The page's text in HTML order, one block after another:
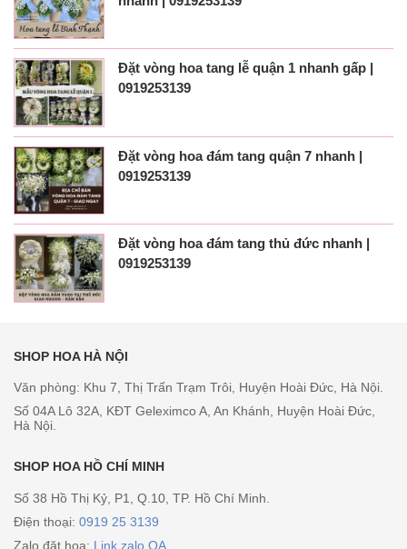
Đặt vòng hoa tang lễ quận 1 nhanh gấp |
0919253139
Đặt vòng hoa đám tang quận 7 nhanh |
0919253139
Đặt vòng hoa đám tang thủ đức nhanh |
0919253139
SHOP HOA HÀ NỘI
Văn phòng: Khu 7, Thị Trấn Trạm Trôi, Huyện Hoài Đức, Hà Nội.
Số 04A Lô 32A, KĐT Geleximco A, An Khánh, Huyện Hoài Đức,
Hà Nội.
SHOP HOA HỒ CHÍ MINH
Số 38 Hồ Thị Kỷ, P1, Q.10, TP. Hồ Chí Minh.
Điện thoại: 0919 25 3139
Zalo đặt hoa: Link zalo OA